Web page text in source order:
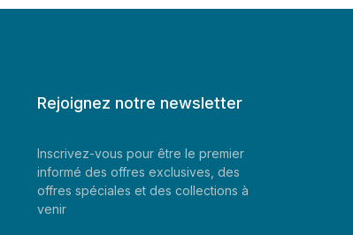
Rejoignez notre newsletter
Inscrivez-vous pour être le premier
informé des offres exclusives, des
offres spéciales et des collections à
venir